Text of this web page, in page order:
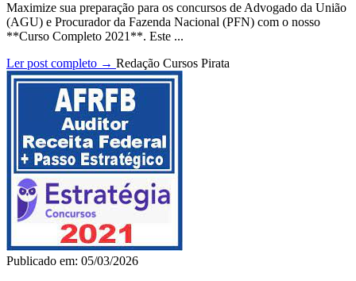
Maximize sua preparação para os concursos de Advogado da União
(AGU) e Procurador da Fazenda Nacional (PFN) com o nosso
**Curso Completo 2021**. Este ...
Ler post completo → Redação Cursos Pirata
Publicado em: 05/03/2026